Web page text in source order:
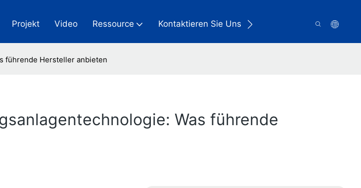
Projekt Video Ressource Kontaktieren Sie Uns
führende Hersteller anbieten
Was führende